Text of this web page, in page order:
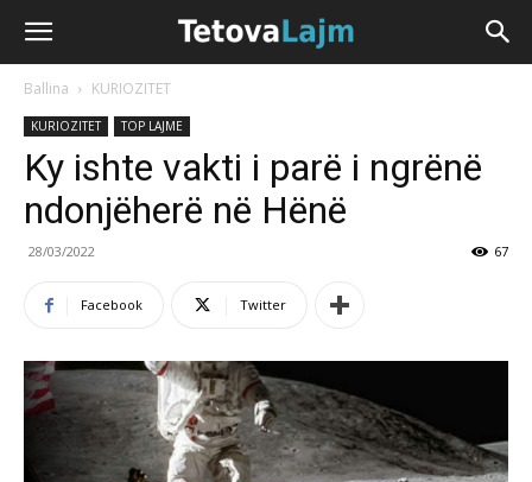
Ballina KURIOZITET
KURIOZITET TOP LAJME
Ky ishte vakti i parë i ngrënë
ndonjëherë në Hënë
28/03/2022 67
Facebook Twitter